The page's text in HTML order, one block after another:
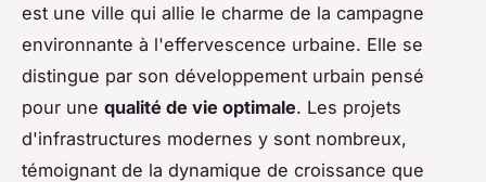
est une ville qui allie le charme de la campagne
environnante à l'effervescence urbaine. Elle se
distingue par son développement urbain pensé
pour une qualité de vie optimale. Les projets
d'infrastructures modernes y sont nombreux,
témoignant de la dynamique de croissance que